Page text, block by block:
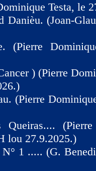
Testa, le
Danièu. (Joan-
(Pierre
) (Pierre
(Pierre
Queiras....
lou 27.9.2025.)
1 ..... (G.